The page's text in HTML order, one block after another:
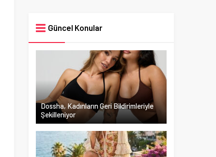
Güncel Konular
Dossha, Kadınların Geri Bildirimleriyle
Şekilleniyor